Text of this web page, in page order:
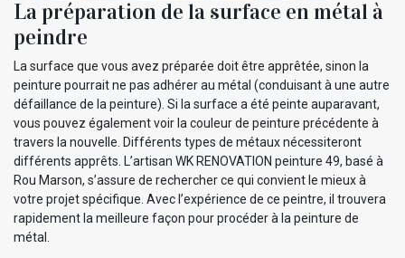
La préparation de la surface en métal à
peindre
La surface que vous avez préparée doit être apprêtée, sinon la
peinture pourrait ne pas adhérer au métal (conduisant à une autre
défaillance de la peinture). Si la surface a été peinte auparavant,
vous pouvez également voir la couleur de peinture précédente à
travers la nouvelle. Différents types de métaux nécessiteront
différents apprêts. L’artisan WK RENOVATION peinture 49, basé à
Rou Marson, s’assure de rechercher ce qui convient le mieux à
votre projet spécifique. Avec l’expérience de ce peintre, il trouvera
rapidement la meilleure façon pour procéder à la peinture de
métal.